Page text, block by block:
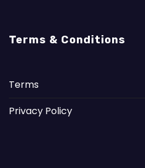
Terms & Conditions
Terms
Privacy Policy